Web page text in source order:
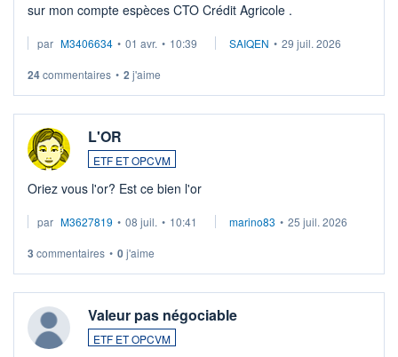
sur mon compte espèces CTO Crédit Agricole .
par M3406634 • 01 avr. • 10:39 SAIQEN • 29 juil. 2026
24commentaires • 2 j'aime
L'OR
ETF ET OPCVM
Oriez vous l'or? Est ce bien l'or
par M3627819 • 08 juil. • 10:41 marino83 • 25 juil. 2026
3 commentaires • 0j'aime
Valeur pas négociable
ETF ET OPCVM